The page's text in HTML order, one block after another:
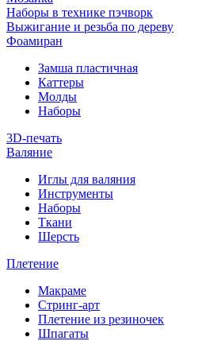
Наборы в технике пэчворк
Выжигание и резьба по дереву
Фоамиран
Замша пластичная
Каттеры
Молды
Наборы
3D-печать
Валяние
Иглы для валяния
Инструменты
Наборы
Ткани
Шерсть
Плетение
Макраме
Стринг-арт
Плетение из резиночек
Шпагаты